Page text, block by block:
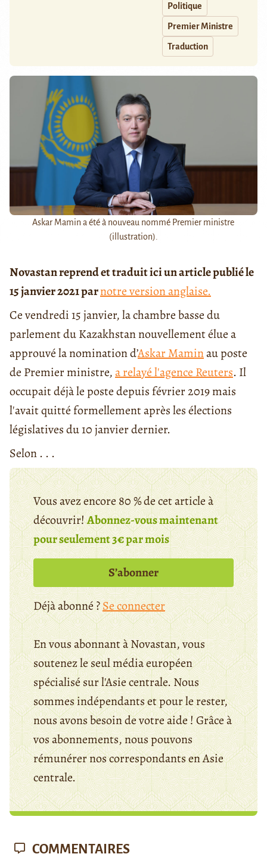
Politique
Premier Ministre
Traduction
Askar Mamin a été à nouveau nommé Premier ministre
(illustration).
Novastan reprend et traduit ici un article publié le
15 janvier 2021 parnotre version anglaise.
Ce vendredi 15 janvier, la chambre basse du
parlement du Kazakhstan nouvellement élue a
approuvé la nomination d’Askar Maminau poste
de Premier ministre,a relayé l'agence Reuters. Il
occupait déjà le poste depuis février 2019 mais
l'avait quitté formellement après les élections
législatives du 10 janvier dernier.
Selon . . .
Vous avez encore 80 % de cet article à
découvrir!Abonnez-vous maintenant
pour seulement 3€ par mois
S’abonner
Déjà abonné ?Se connecter
En vous abonnant à Novastan, vous
soutenez le seul média européen
spécialisé sur l'Asie centrale. Nous
sommes indépendants et pour le rester,
nous avons besoin de votre aide ! Grâce à
vos abonnements, nous pouvons
rémunérer nos correspondants en Asie
centrale.
COMMENTAIRES